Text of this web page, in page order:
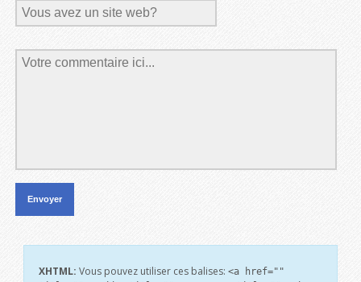
XHTML: Vous pouvez utiliser ces balises: <a href=""